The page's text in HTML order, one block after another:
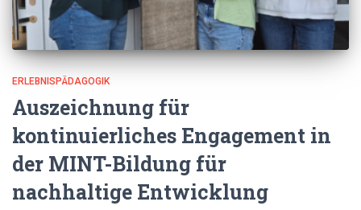
ERLEBNISPÄDAGOGIK
Auszeichnung für
kontinuierliches Engagement in
der MINT-Bildung für
nachhaltige Entwicklung